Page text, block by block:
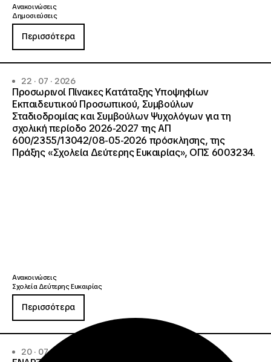
Ανακοινώσεις
Δημοσιεύσεις
Περισσότερα
22 · 07 · 2026
Προσωρινοί Πίνακες Κατάταξης Υποψηφίων
Εκπαιδευτικού Προσωπικού, Συμβούλων
Σταδιοδρομίας και Συμβούλων Ψυχολόγων για τη
σχολική περίοδο 2026-2027 της ΑΠ
600/2355/13042/08-05-2026 πρόσκλησης, της
Πράξης «Σχολεία Δεύτερης Ευκαιρίας», ΟΠΣ 6003234.
Ανακοινώσεις
Σχολεία Δεύτερης Ευκαιρίας
Περισσότερα
20 · 07 · 2026